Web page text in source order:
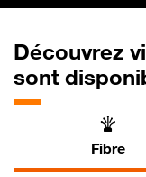
Découvrez
sont
Fibre